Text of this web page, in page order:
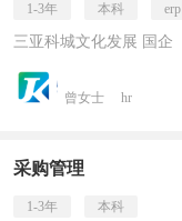
1-3年 本科 erp
三亚科城文化发展 国企
曾女士 hr
采购管理
1-3年 本科